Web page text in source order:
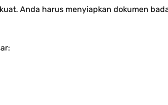
Anda harus menyiapkan dokumen